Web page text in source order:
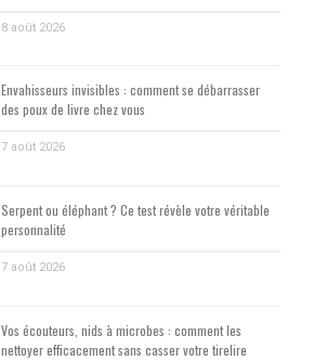
8 août 2026
Envahisseurs invisibles : comment se débarrasser
des poux de livre chez vous
7 août 2026
Serpent ou éléphant ? Ce test révèle votre véritable
personnalité
7 août 2026
Vos écouteurs, nids à microbes : comment les
nettoyer efficacement sans casser votre tirelire